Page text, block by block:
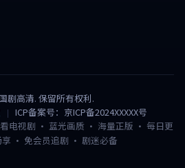
剧高清. 保留所有权利.
ICP备案号：京ICP备2024XXXXX号
电视剧 · 蓝光画质 · 海量正版 · 每日更
· 免会员追剧 · 剧迷必备